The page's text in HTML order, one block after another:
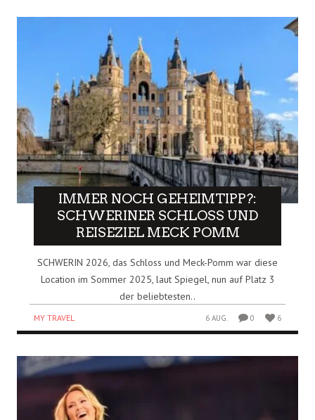
IMMER NOCH GEHEIMTIPP?:
SCHWERINER SCHLOSS UND
REISEZIEL MECK POMM
SCHWERIN 2026, das Schloss und Meck-Pomm war diese
Location im Sommer 2025, laut Spiegel, nun auf Platz 3
der beliebtesten..
MY TRAVEL 6 AUG. 0 6